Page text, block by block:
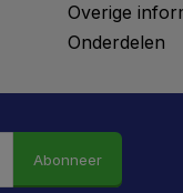
Overige
Onderdelen
Abonneer